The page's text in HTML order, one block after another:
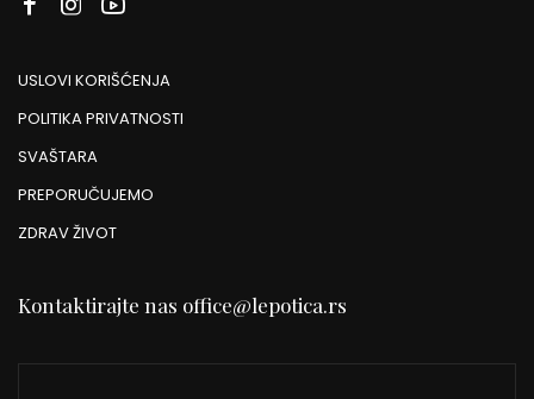
USLOVI KORIŠĆENJA
POLITIKA PRIVATNOSTI
SVAŠTARA
PREPORUČUJEMO
ZDRAV ŽIVOT
Kontaktirajte nas office@lepotica.rs